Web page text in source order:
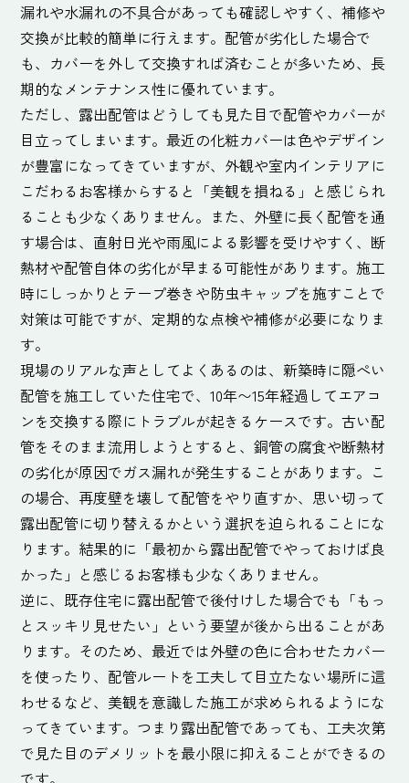
漏れや水漏れの不具合があっても確認しやすく、補修や
交換が比較的簡単に行えます。配管が劣化した場合で
も、カバーを外して交換すれば済むことが多いため、長
期的なメンテナンス性に優れています。
ただし、露出配管はどうしても見た目で配管やカバーが
目立ってしまいます。最近の化粧カバーは色やデザイン
が豊富になってきていますが、外観や室内インテリアに
こだわるお客様からすると「美観を損ねる」と感じられ
ることも少なくありません。また、外壁に長く配管を通
す場合は、直射日光や雨風による影響を受けやすく、断
熱材や配管自体の劣化が早まる可能性があります。施工
時にしっかりとテープ巻きや防虫キャップを施すことで
対策は可能ですが、定期的な点検や補修が必要になりま
す。
現場のリアルな声としてよくあるのは、新築時に隠ぺい
配管を施工していた住宅で、10年〜15年経過してエアコ
ンを交換する際にトラブルが起きるケースです。古い配
管をそのまま流用しようとすると、銅管の腐食や断熱材
の劣化が原因でガス漏れが発生することがあります。こ
の場合、再度壁を壊して配管をやり直すか、思い切って
露出配管に切り替えるかという選択を迫られることにな
ります。結果的に「最初から露出配管でやっておけば良
かった」と感じるお客様も少なくありません。
逆に、既存住宅に露出配管で後付けした場合でも「もっ
とスッキリ見せたい」という要望が後から出ることがあ
ります。そのため、最近では外壁の色に合わせたカバー
を使ったり、配管ルートを工夫して目立たない場所に這
わせるなど、美観を意識した施工が求められるようにな
ってきています。つまり露出配管であっても、工夫次第
で見た目のデメリットを最小限に抑えることができるの
です。